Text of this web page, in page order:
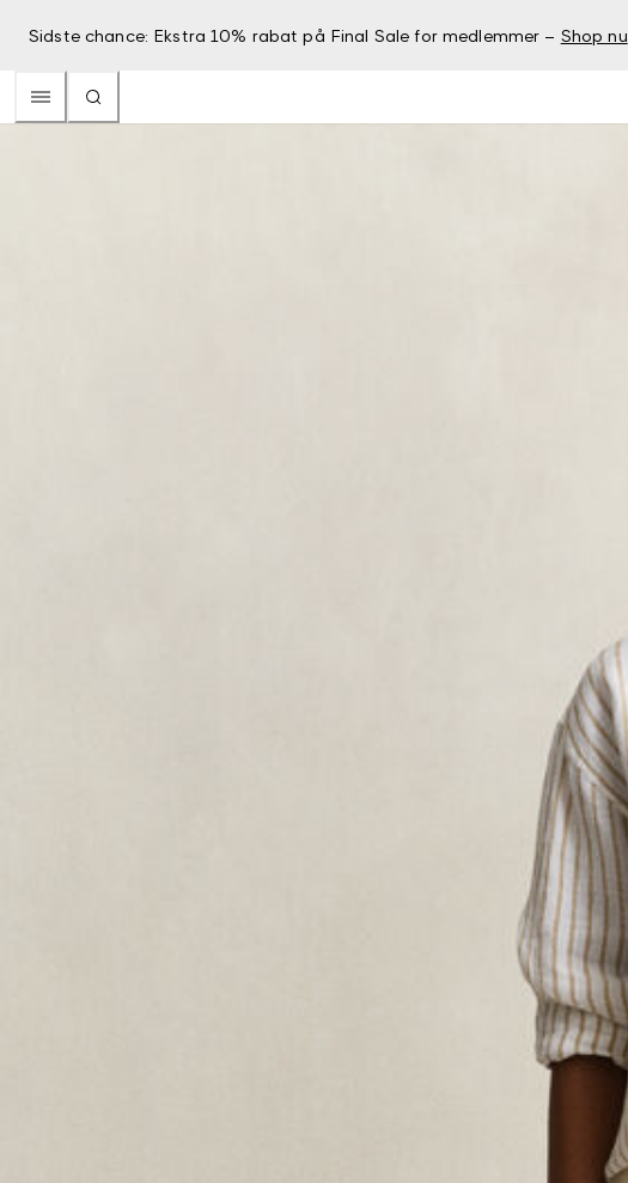
Sidste chance: Ekstra 10% rabat på Final Sale for medlemmer – Shop nu